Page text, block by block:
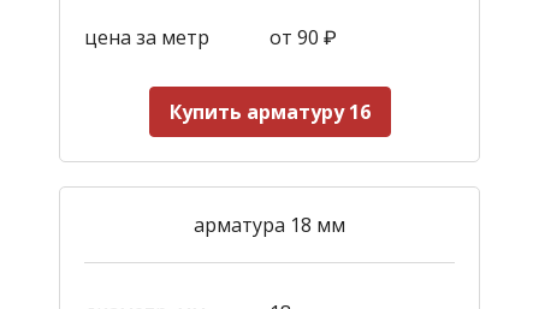
цена за метр от 90 ₽
Купить арматуру 16
арматура 18 мм